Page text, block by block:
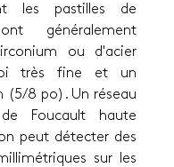
les pastilles de
généralement
ou d'acier
très fine et un
(5/8 po). Un réseau
Foucault haute
peut détecter des
sur les